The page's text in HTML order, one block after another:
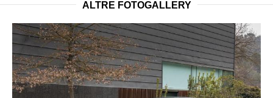
ALTRE FOTOGALLERY